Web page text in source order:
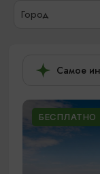
Город
Самое
БЕСПЛАТНО